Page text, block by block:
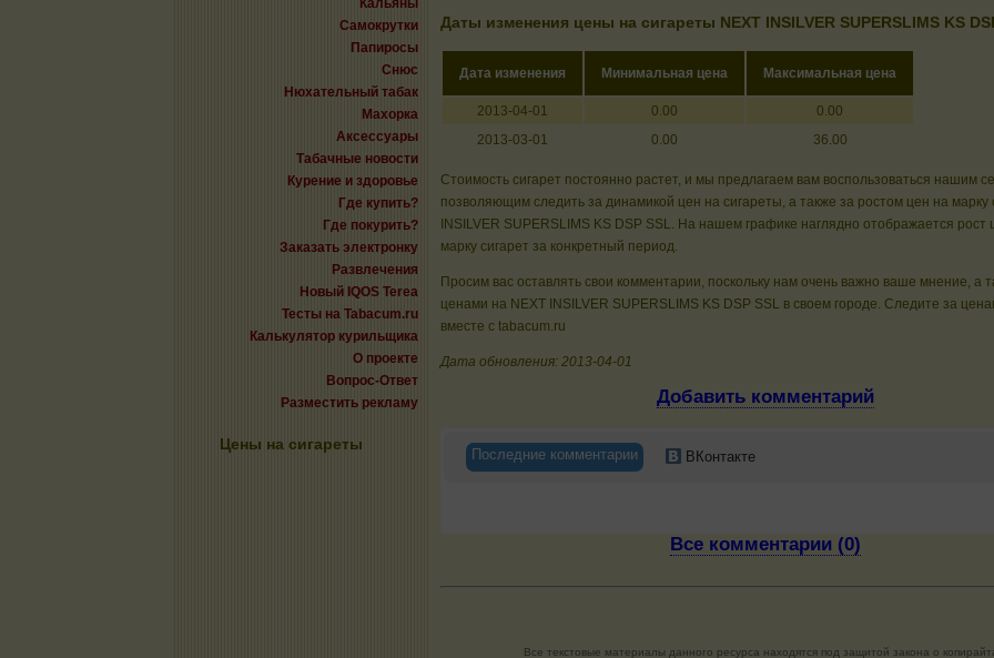
Кальяны
Самокрутки
Папиросы
Снюс
Нюхательный табак
Махорка
Аксессуары
Табачные новости
Курение и здоровье
Где купить?
Где покурить?
Заказать электронку
Развлечения
Новый IQOS Terea
Тесты на Tabacum.ru
Калькулятор курильщика
О проекте
Вопрос-Ответ
Разместить рекламу
Цены на сигареты
Даты изменения цены на сигареты NEXT INSILVER SUPERSLIMS KS
Дата изменения Минимальная цена Максимальная цена
2013-04-01 0.00
0.00
2013-03-01
0.00 36.00
Стоимость сигарет постоянно растет, и мы предлагаем вам воспользоваться нашим
позволяющим следить за динамикой цен на сигареты, а также за ростом цен на марку
INSILVER SUPERSLIMS KS DSP SSL. На нашем графике наглядно отображается рост
марку сигарет за конкретный период.
Просим вас оставлять свои комментарии, поскольку нам очень важно ваше мнение, а
ценами на NEXT INSILVER SUPERSLIMS KS DSP SSL в своем городе. Следите за
вместе с tabacum.ru
Дата обновления: 2013-04-01
Добавить комментарий
Последние комментарии ВКонтакте
Все комментарии (0)
Все текстовые материалы данного ресурса находятся под защитой закона о